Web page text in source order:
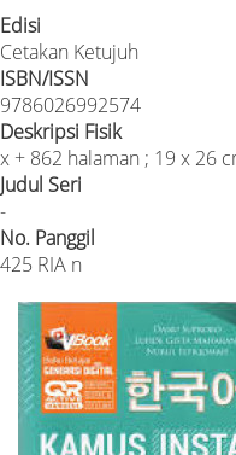
Edisi
Cetakan Ketujuh
ISBN/ISSN
9786026992574
Deskripsi Fisik
x + 862 halaman ; 19 x 26
Judul Seri
-
No. Panggil
425 RIA n